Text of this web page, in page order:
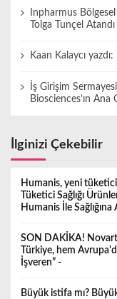
Inpharmus
Tolga Tunçel Atandı
Kaan Kalaycı
İş Girişim
Biosciences’ın Ana
İlginizi Çekebilir
Humanis, yeni tüketici
Tüketici Sağlığı
Humanis İle Sağlığına
SON DAKİKA!
Türkiye, hem
İşveren” -
Büyük istifa mı?